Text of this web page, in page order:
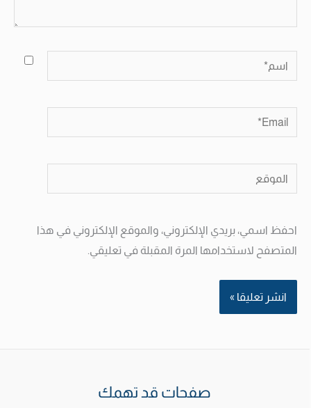
اسم*
Email*
الموقع
احفظ اسمي، بريدي الإلكتروني، والموقع الإلكتروني في هذا
المتصفح لاستخدامها المرة المقبلة في تعليقي.
صفحات قد تهمك